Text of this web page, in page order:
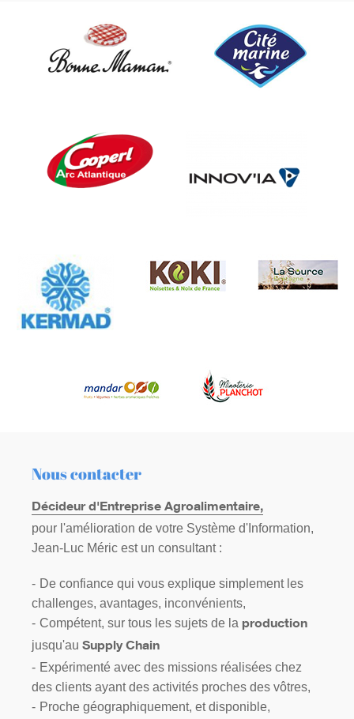
Nous contacter
Décideur d'Entreprise Agroalimentaire,
pour l'amélioration de votre Système d'Information,
Jean-Luc Méric est un consultant :
De confiance qui vous explique simplement les
challenges, avantages, inconvénients,
Compétent, sur tous les sujets de la production
jusqu'au Supply Chain
Expérimenté avec des missions réalisées chez
des clients ayant des activités proches des vôtres,
Proche géographiquement, et disponible,